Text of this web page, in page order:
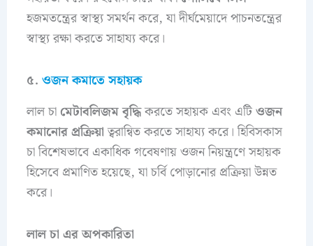
হজমতন্ত্রের স্বাস্থ্য সমর্থন করে, যা দীর্ঘমেয়াদে পাচনতন্ত্রের
স্বাস্থ্য রক্ষা করতে সাহায্য করে।
৫. ওজন কমাতে সহায়ক
লাল চা মেটাবলিজম বৃদ্ধিকরতে সহায়ক এবং এটিওজন
কমানোর প্রক্রিয়া ত্বরান্বিত করতে সাহায্য করে। হিবিসকাস
চা বিশেষভাবে একাধিক গবেষণায় ওজন নিয়ন্ত্রণে সহায়ক
হিসেবে প্রমাণিত হয়েছে, যা চর্বি পোড়ানোর প্রক্রিয়া উন্নত
করে।
লাল চা এর অপকারিতা